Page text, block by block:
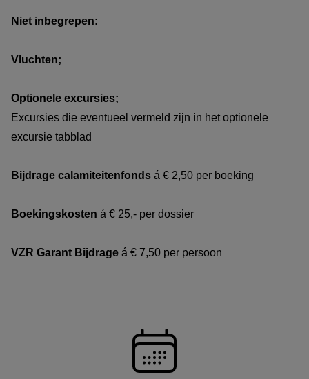
Niet inbegrepen:
Vluchten;
Optionele excursies;
Excursies die eventueel vermeld zijn in het optionele
excursie tabblad
Bijdrage calamiteitenfonds á € 2,50 per boeking
Boekingskosten á € 25,- per dossier
VZR Garant Bijdrage á € 7,50 per persoon